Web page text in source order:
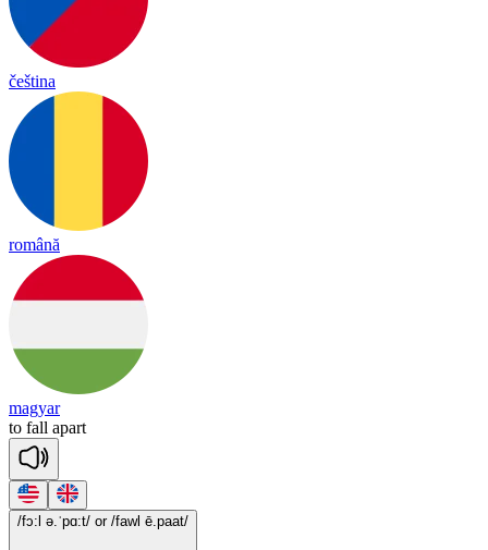
čeština
română
magyar
to fall apart
/fɔ:l ə.ˈpɑ:t/ or /fawl ē.paat/